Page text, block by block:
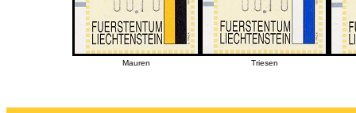
Mauren Triesen